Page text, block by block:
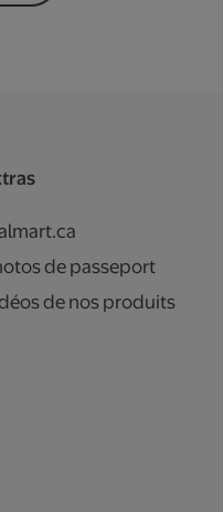
de passeport
de nos produits